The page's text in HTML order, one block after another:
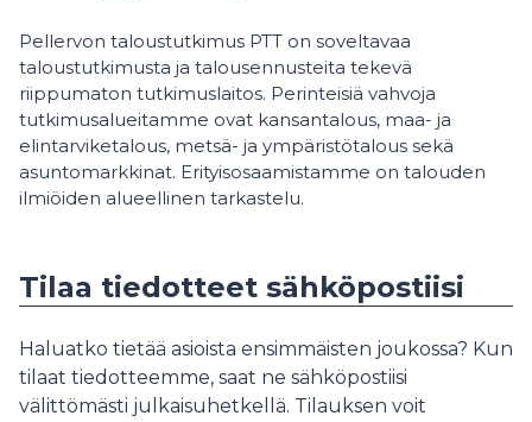
Pellervon taloustutkimus PTT on soveltavaa
taloustutkimusta ja talousennusteita tekevä
riippumaton tutkimuslaitos. Perinteisiä vahvoja
tutkimusalueitamme ovat kansantalous, maa- ja
elintarviketalous, metsä- ja ympäristötalous sekä
asuntomarkkinat. Erityisosaamistamme on talouden
ilmiöiden alueellinen tarkastelu.
Tilaa tiedotteet sähköpostiisi
Haluatko tietää asioista ensimmäisten joukossa? Kun
tilaat tiedotteemme, saat ne sähköpostiisi
välittömästi julkaisuhetkellä. Tilauksen voit